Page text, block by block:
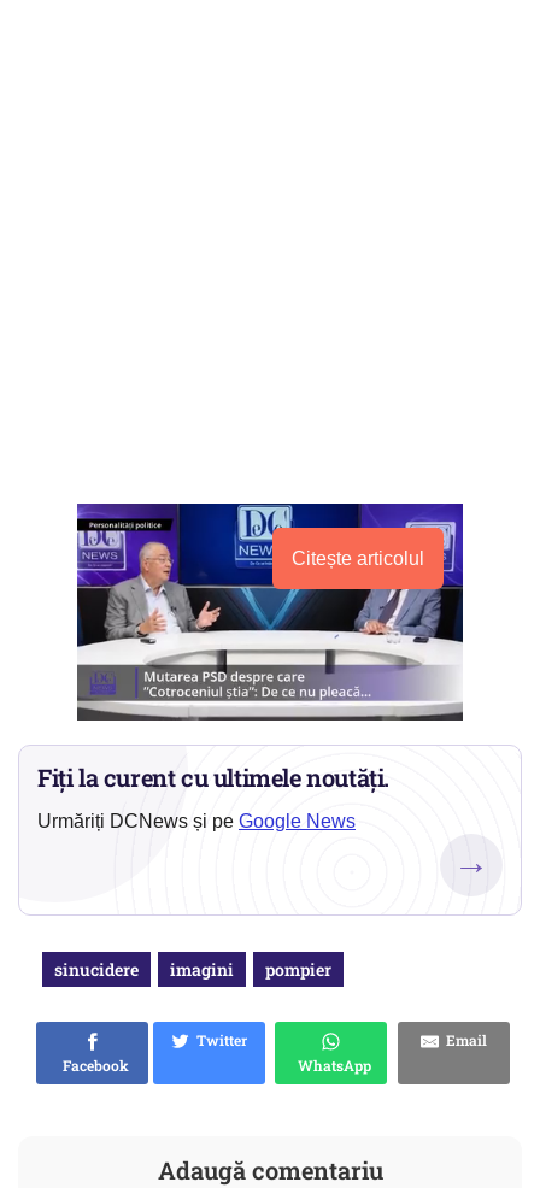
Citește articolul
Fiți la curent cu ultimele noutăți.
Urmăriți DCNews și pe Google News
→
sinucidere imagini pompier
Facebook
Twitter
WhatsApp
Email
Adaugă comentariu